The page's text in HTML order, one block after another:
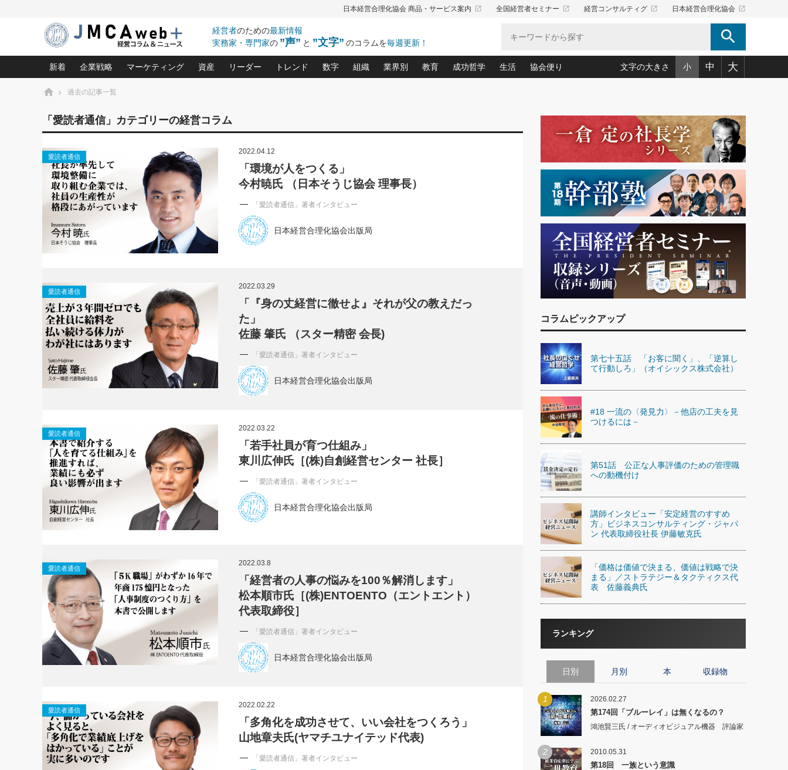
日本経営合理化協会 商品・サービス案内 launch 全国経営者セミナー launch 経営コンサルティグ launch 日本経営合理化協会 launch
経営者のための最新情報
実務家・専門家の ”声” と ”文字” のコラムを毎週更新！ search
新着
2026.08.7
相談15：銀行がやたらと固定金
利を勧めてきます！やはり固定
がよいのでしょうか！
2026.08.7
第153回「内需企業があっとい
う間にグローバル成長企業に」
FOOD & LIFE COMPANIES
2026.08.5
スピーチ」ネタ帳（2026年8月5
第109話 伝統的産品を21世紀
に生かし切る！
第86回 「言葉狩り」
もっとみる
企業戦略
中小企業の「１位づくり」戦略(96)
利益を最大化する「業務改善」横田尚哉氏(5)
強い会社を築く ビジネス・クリニック(240)
日本レーザー「人を大切にしながら利益を上げる経営」の極意
(3)
武器としてのM&A入門(3)
社長のための“儲かる通販”戦略視点(151)
継続経営 百話百行(85)
マーケティング
ネット戦略成功の秘訣 圧倒的に儲かる仕組みづくり講座(12)
ビジネスを一瞬で制する！一流グローバル経営者は知ってい
ロングセラーの玉手箱(9)
大復活＆快進撃！ユニバーサルスタジオジャパンの成功要因と
は(5)
最高の自分を表現する 成功イメージ戦略(77)
酒井光雄 成功事例に学ぶ繁栄企業のブランド戦略(39)
資産
あなたの会社と資産を守る一手(171)
どうなる金融業界(39)
中国経済の最新動向(204)
事業承継の前に、決めておきたい、知っておきたい、やってお
きたいコト(12)
会社と社長のための資産管理講座(95)
深読み企業分析(153)
リーダー
ビジネスリーダー×次の一手「牟田太陽の社長業ネクスト」
ピョートル・F・グジバチの『経営戦略の新常識』(12)
指導者たる者かくあるべし(635)
朝礼・会議での「社長の３分間スピーチ」ネタ帳(159)
楠木建の「経営知になる考え方」(57)
次もあなたにお願いしたいと思われる「一流の仕事術」(28)
酒井英之の社長のビジョン実現道場(10)
トレンド
北村森の「今月のヒット商品」(109)
次の売れ筋をつかむ術(102)
社長のメシの種 4.0(206)
数字
おカネが残る決算書にするために、やっておきたいこと(34)
強い決算書の会社はココが違う！(36)
損益分岐点を下げる、Ｐ／Ｌ不況時代の新戦略(12)
決算書の“見える化”術(12)
組織
中小企業の新たな法律リスク(178)
顧客・社員・社会から支持される「ウェルビーイング経営入
業界別
売れる住宅を創る 100の視点(100)
教育
あなただからお願いしたいと思われる 気配りの達人(127)
デキル社員に育てる！ 社員教育の決め手(203)
業績アップにつながる！ワンランク上の手紙・メール術(100)
成功哲学
中国哲学に学ぶ 不況は会社守成の好機(38)
令和時代の「社長の人間力の磨き方」(86)
先人の名句名言の教え 東洋思想に学ぶ経営学(132)
経営に活かす“十八史略”(30)
生活
おのころ心平の ──社長のための「か・ら・だマネジメント」
デジタルＡＶを味方に！新・仕事術(180)
リーダー脳の鍛え方(32)
ワインを楽しむ基礎レッスン(12)
必読！社長が読むべき今月の4冊(88)
眼と耳で楽しむ読書術(162)
社長の「氣」(30)
米国スポーツ・ビジネスに学ぶ心理学(98)
高橋一喜の『これぞ！"本物の温泉"』(157)
協会便り
「愛読者通信」著者インタビュー(44)
ビジネス見聞録 経営ニュース(100)
作間信司の経営無形庵(けいえいむぎょうあん)(166)
繁栄への着眼点 牟田太陽(76)
講話を聞いて学ぼう 実学・耳学・磨く「ミミガク」のすすめ
(7)
文字の大きさ 小 中 大
ホーム 過去の記事一覧
「愛読者通信」カテゴリーの経営コラム
愛読者通信
2022.04.12
「環境が人をつくる」
今村暁氏 （日本そうじ協会 理事長）
「愛読者通信」著者インタビュー
日本経営合理化協会出版局
愛読者通信
2022.03.29
「『身の丈経営に徹せよ』それが父の教えだっ
た」
佐藤 肇氏 （スター精密 会長)
「愛読者通信」著者インタビュー
日本経営合理化協会出版局
愛読者通信
2022.03.22
「若手社員が育つ仕組み」
東川広伸氏［(株)自創経営センター 社長］
「愛読者通信」著者インタビュー
日本経営合理化協会出版局
愛読者通信
2022.03.8
「経営者の人事の悩みを100％解消します」
松本順市氏［(株)ENTOENTO（エントエント）
代表取締役］
「愛読者通信」著者インタビュー
日本経営合理化協会出版局
愛読者通信
2022.02.22
「多角化を成功させて、いい会社をつくろう」
山地章夫氏(ヤマチユナイテッド代表)
「愛読者通信」著者インタビュー
コラムピックアップ
第七十五話 「お客に聞く」、「逆算し
て行動しろ」（オイシックス株式会社）
#18 一流の〈発見力〉－他店の工夫を見
つけるには－
第51話 公正な人事評価のための管理職
への動機付け
講師インタビュー「安定経営のすすめ
方」ビジネスコンサルティング・ジャパ
ン 代表取締役社長 伊藤敏克氏
「価格は価値で決まる、価値は戦略で決
まる」／ストラテジー＆タクティクス代
表 佐藤義典氏
ランキング
日別 月別 本 収録物
1 2026.02.27
第174回「ブルーレイ」は無くなるの？
鴻池賢三氏 / オーディオビジュアル機器 評論家
2 2010.05.31
第18回 一族という意識